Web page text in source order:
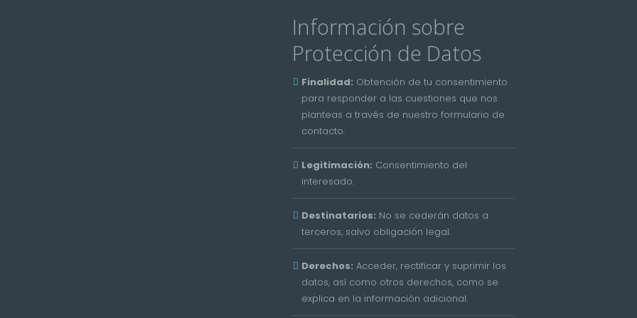
Información sobre
Protección de Datos
Finalidad: Obtención de tu consentimiento
para responder a las cuestiones que nos
planteas a través de nuestro formulario de
contacto.
Legitimación: Consentimiento del
interesado.
Destinatarios: No se cederán datos a
terceros, salvo obligación legal.
Derechos: Acceder, rectificar y suprimir los
datos, así como otros derechos, como se
explica en la información adicional.